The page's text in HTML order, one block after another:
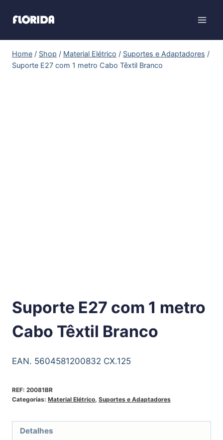
Home / Shop / Material Elétrico / Suportes e Adaptadores /
Suporte E27 com 1 metro Cabo Têxtil Branco
Suporte E27 com 1 metro
Cabo Têxtil Branco
EAN. 5604581200832 CX.125
REF: 20081BR
Categorias: Material Elétrico, Suportes e Adaptadores
Detalhes